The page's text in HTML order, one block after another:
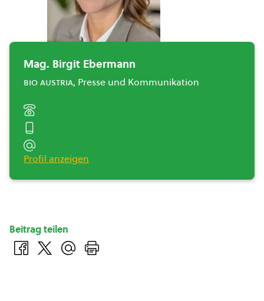
Mag. Birgit Ebermann
bio austria, Presse und Kommunikation
Profil anzeigen
Beitrag teilen